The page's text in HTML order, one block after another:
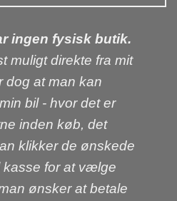
ingen fysisk butik.
muligt direkte fra mit
dog at man kan
bil - hvor det er
inden køb, det
klikker de ønskede
kasse for at vælge
ønsker at betale